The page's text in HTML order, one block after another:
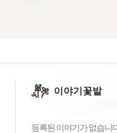
이야기꽃밭
등록된 이야기가 없습니